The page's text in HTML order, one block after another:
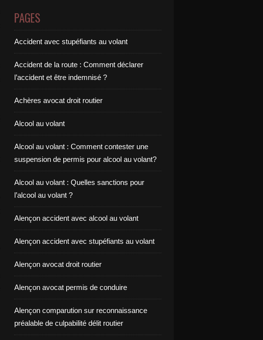
PAGES
Accident avec stupéfiants au volant
Accident de la route : Comment déclarer
l’accident et être indemnisé ?
Achères avocat droit routier
Alcool au volant
Alcool au volant : Comment contester une
suspension de permis pour alcool au volant?
Alcool au volant : Quelles sanctions pour
l’alcool au volant ?
Alençon accident avec alcool au volant
Alençon accident avec stupéfiants au volant
Alençon avocat droit routier
Alençon avocat permis de conduire
Alençon comparution sur reconnaissance
préalable de culpabilité délit routier